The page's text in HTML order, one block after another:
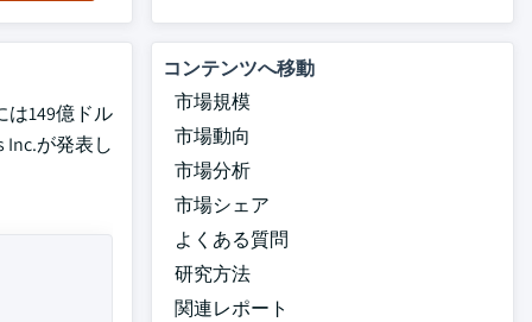
は149億ドル
Inc.が発表し
コンテンツへ移動
市場規模
市場動向
市場分析
市場シェア
よくある質問
研究方法
関連レポート